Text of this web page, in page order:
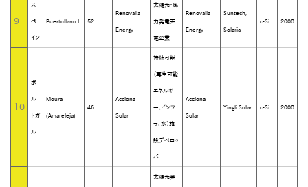
9
ス
ペ
イン
Puertollano I 52
Renovalia
Energy
太陽光・風
力発電売
電企業
Renovalia
Energy
Suntech,
Solaria
c-Si 2008
10
ポ
ル
トガ
ル
Moura
(Amareleja)
46
Acciona
Solar
持続可能
（再生可能
エネルギ
ー、インフ
ラ、水）施
設デベロッ
パー
Acciona
Solar
Yingli Solar c-Si 2008
太陽光発